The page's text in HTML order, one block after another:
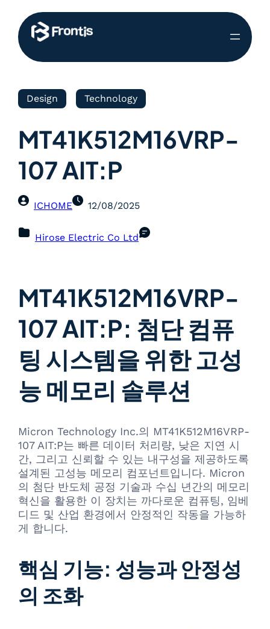
Design Technology
MT41K512M16VRP-
107 AIT:P
ICHOME 12/08/2025
Hirose Electric Co Ltd
MT41K512M16VRP-
107 AIT:P: 첨단 컴퓨
팅 시스템을 위한 고성
능 메모리 솔루션
Micron Technology Inc.의 MT41K512M16VRP-
107 AIT:P는 빠른 데이터 처리량, 낮은 지연 시
간, 그리고 신뢰할 수 있는 내구성을 제공하도록
설계된 고성능 메모리 컴포넌트입니다. Micron
의 첨단 반도체 공정 기술과 수십 년간의 메모리
혁신을 활용한 이 장치는 까다로운 컴퓨팅, 임베
디드 및 산업 환경에서 안정적인 작동을 가능하
게 합니다.
핵심 기능: 성능과 안정성
의 조화